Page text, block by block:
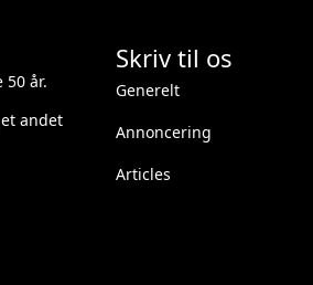
år.
andet
Skriv til os
Generelt
Annoncering
Articles